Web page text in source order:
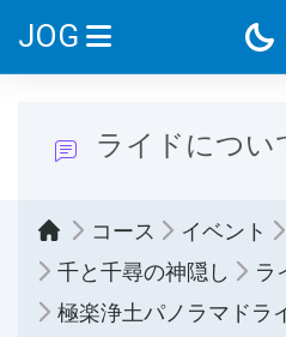
JOG
ライドについ
コース イベント
千と千尋の神隠し
ラ
極楽浄土パノラマドラ